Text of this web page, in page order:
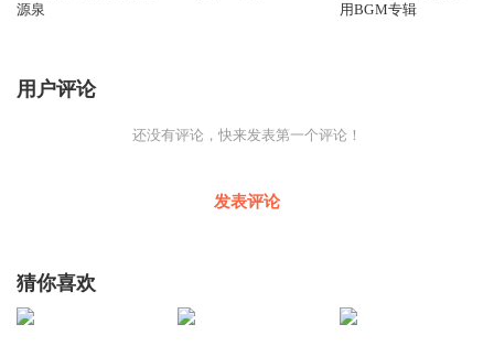
源泉
用BGM专辑
用户评论
还没有评论，快来发表第一个评论！
发表评论
猜你喜欢